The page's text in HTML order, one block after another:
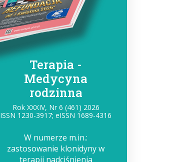
Terapia -
Medycyna
rodzinna
Rok XXXIV, Nr 6 (461) 2026
ISSN 1230-3917; eISSN 1689-4316
W numerze m.in.:
zastosowanie klonidyny w
terapii nadciśnienia